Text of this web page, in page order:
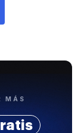
MÁS